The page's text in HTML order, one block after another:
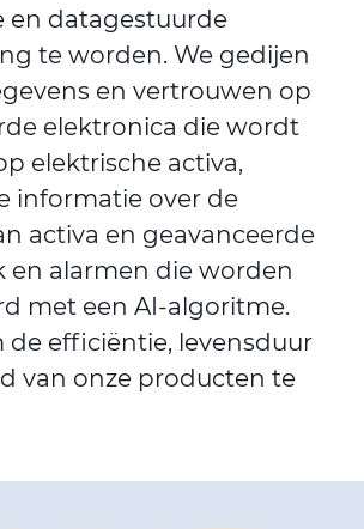
en datagestuurde
te worden. We gedijen
en vertrouwen op
elektronica die wordt
elektrische activa,
informatie over de
activa en geavanceerde
en alarmen die worden
met een AI-algoritme.
de efficiëntie, levensduur
van onze producten te